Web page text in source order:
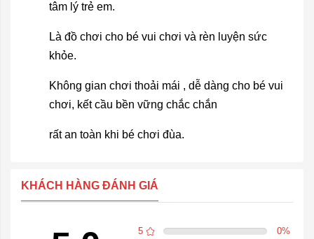
tâm lý trẻ em.
Là đồ chơi cho bé vui chơi và rèn luyện sức
khỏe.
Không gian chơi thoải mái , dễ dàng cho bé vui
chơi, kết cầu bền vững chắc chắn
rất an toàn khi bé chơi đùa.
KHÁCH HÀNG ĐÁNH GIÁ
5 0%